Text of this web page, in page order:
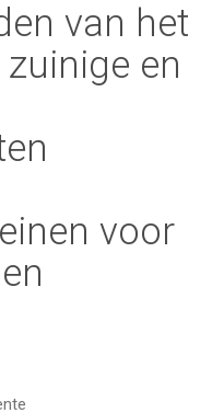
van het
en
voor